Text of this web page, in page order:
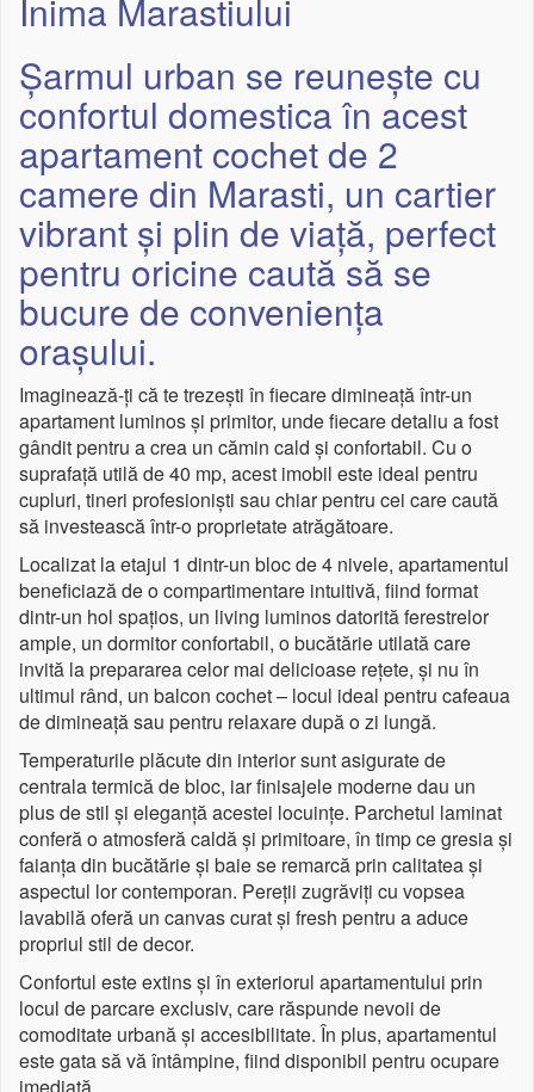
Inima Marastiului
Șarmul urban se reunește cu
confortul domestica în acest
apartament cochet de 2
camere din Marasti, un cartier
vibrant și plin de viață, perfect
pentru oricine caută să se
bucure de conveniența
orașului.
Imaginează-ți că te trezești în fiecare dimineață într-un
apartament luminos și primitor, unde fiecare detaliu a fost
gândit pentru a crea un cămin cald și confortabil. Cu o
suprafață utilă de 40 mp, acest imobil este ideal pentru
cupluri, tineri profesioniști sau chiar pentru cei care caută
să investească într-o proprietate atrăgătoare.
Localizat la etajul 1 dintr-un bloc de 4 nivele, apartamentul
beneficiază de o compartimentare intuitivă, fiind format
dintr-un hol spațios, un living luminos datorită ferestrelor
ample, un dormitor confortabil, o bucătărie utilată care
invită la prepararea celor mai delicioase rețete, și nu în
ultimul rând, un balcon cochet – locul ideal pentru cafeaua
de dimineață sau pentru relaxare după o zi lungă.
Temperaturile plăcute din interior sunt asigurate de
centrala termică de bloc, iar finisajele moderne dau un
plus de stil și eleganță acestei locuințe. Parchetul laminat
conferă o atmosferă caldă și primitoare, în timp ce gresia și
faianța din bucătărie și baie se remarcă prin calitatea și
aspectul lor contemporan. Pereții zugrăviți cu vopsea
lavabilă oferă un canvas curat și fresh pentru a aduce
propriul stil de decor.
Confortul este extins și în exteriorul apartamentului prin
locul de parcare exclusiv, care răspunde nevoii de
comoditate urbană și accesibilitate. În plus, apartamentul
este gata să vă întâmpine, fiind disponibil pentru ocupare